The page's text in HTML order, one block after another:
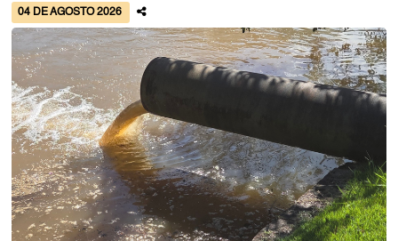
04 DE AGOSTO 2026